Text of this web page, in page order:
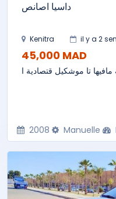
داسيا اصانص
Kenitra il y a 2
45,000 MAD
تا موشكيل قتصادية ا
2008 Manuelle